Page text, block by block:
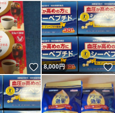
いいね！
8,000円